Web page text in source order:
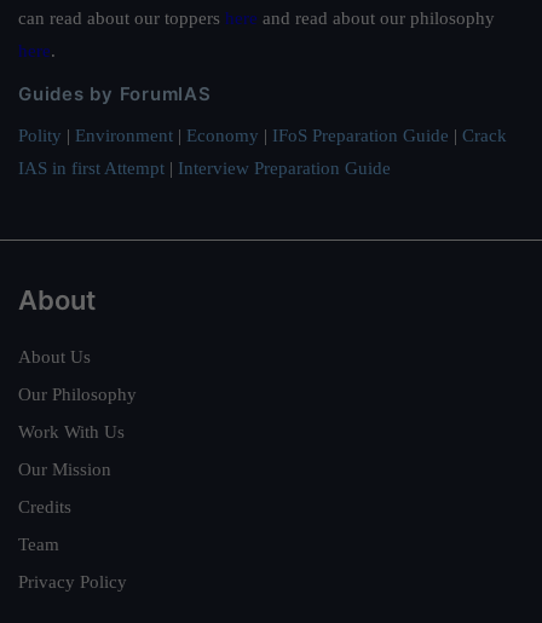
can read about our toppers here and read about our philosophy
here.
Guides by ForumIAS
Polity | Environment | Economy | IFoS Preparation Guide | Crack
IAS in first Attempt | Interview Preparation Guide
About
About Us
Our Philosophy
Work With Us
Our Mission
Credits
Team
Privacy Policy